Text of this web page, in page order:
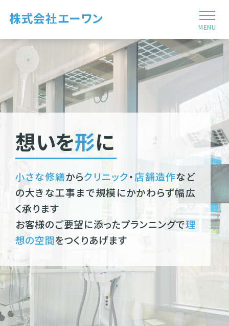
株式会社エーワン
MENU
想いを形に
小さな修繕からクリニック・店舗造作など
の大きな工事まで規模にかかわらず幅広
く承ります
お客様のご要望に添ったプランニングで理
想の空間をつくりあげます